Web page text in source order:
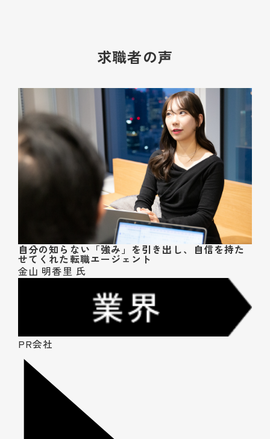
求職者の声
自分の知らない「強み」を引き出し、自信を持た
せてくれた転職エージェント
金山 明香里 氏
PR会社